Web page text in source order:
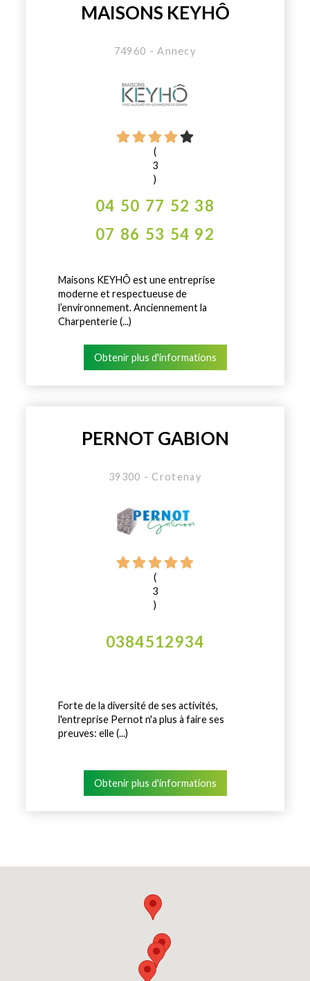
MAISONS KEYHÔ
74960 - Annecy
(
3
)
04 50 77 52 38
07 86 53 54 92
Maisons KEYHÔ est une entreprise
moderne et respectueuse de
l’environnement. Anciennement la
Charpenterie (...)
Obtenir plus d'informations
PERNOT GABION
39300 - Crotenay
(
3
)
0384512934
Forte de la diversité de ses activités,
l'entreprise Pernot n'a plus à faire ses
preuves: elle (...)
Obtenir plus d'informations